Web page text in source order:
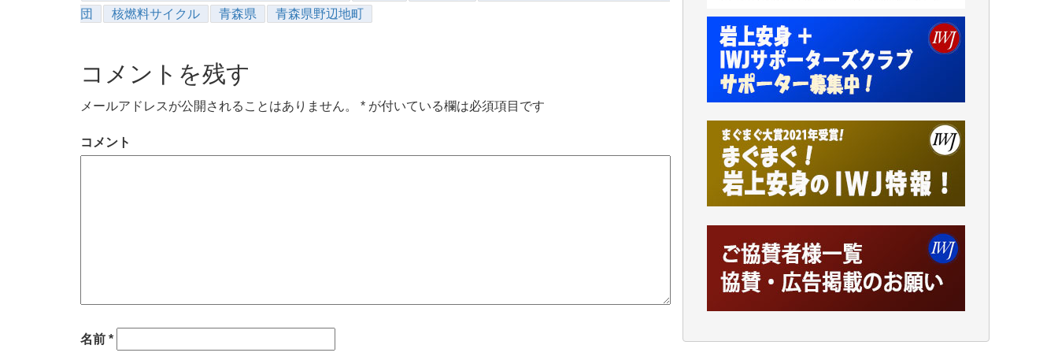
団
核燃料サイクル 青森県 青森県野辺地町
コメントを残す
メールアドレスが公開されることはありません。 * が付いている欄は必須項目です
コメント
名前 *
諸般の事情によりIWJ会費払えず今は非会員
です。市民側に立つ講演会にIWJのカメラマ
ンをよく拝見しております。コンテンツが失
われるのはあまりにもったいない。少しでも
お役立てください。（H.O.様）
今日、僅かですがカンパしました。（T.M.
様）
今日、僅かですがカンパしました。IWJの危
機を乗り切るには到底及ばない額ですが病気
かねてよりIWJが発してきた膨大な取材記事
や解説記事、そして各界の方々とのインタビ
ューは大袈裟ではなく、極めて重要な知的財
画できて、かなりの動画をDVDに焼きこんで